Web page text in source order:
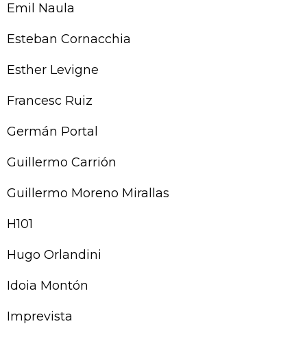
Emil Naula
Esteban Cornacchia
Esther Levigne
Francesc Ruiz
Germán Portal
Guillermo Carrión
Guillermo Moreno Mirallas
H101
Hugo Orlandini
Idoia Montón
Imprevista